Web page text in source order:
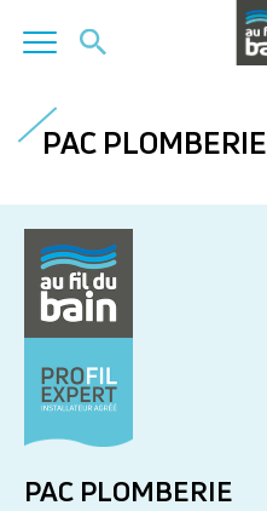
contenuPAC PLOMBERIE
PAC PLOMBERIE